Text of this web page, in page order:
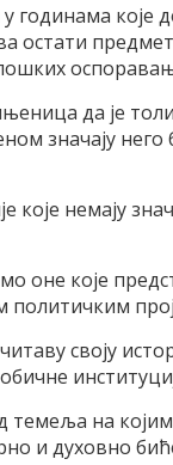
годинама које
остати
да је
значају него
које немају
оне које
политичким
своју
темеља на
и духовно